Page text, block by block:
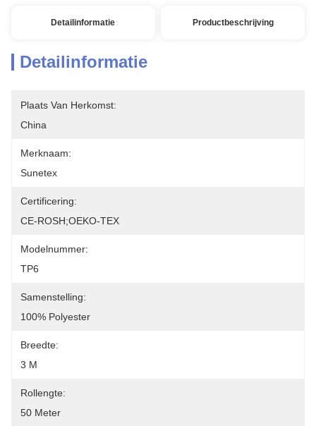
Detailinformatie Productbeschrijving
Detailinformatie
Plaats Van Herkomst:
China
Merknaam:
Sunetex
Certificering:
CE-ROSH;OEKO-TEX
Modelnummer:
TP6
Samenstelling:
100% Polyester
Breedte:
3 M
Rollengte:
50 Meter